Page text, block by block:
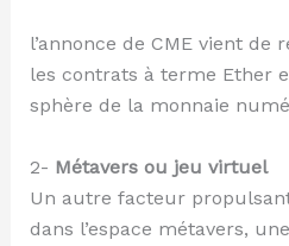
l’annonce de CME vient de
les contrats à terme Ether
sphère de la monnaie
2- Métavers ou jeu virtuel
Un autre facteur
dans l’espace métavers,